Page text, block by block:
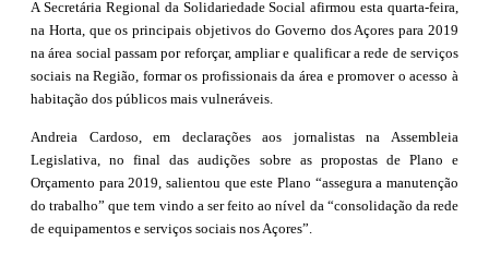
A Secretária Regional da Solidariedade Social afirmou esta quarta-feira,
na Horta, que os principais objetivos do Governo dos Açores para 2019
na área social passam por reforçar, ampliar e qualificar a rede de serviços
sociais na Região, formar os profissionais da área e promover o acesso à
habitação dos públicos mais vulneráveis.
Andreia Cardoso, em declarações aos jornalistas na Assembleia
Legislativa, no final das audições sobre as propostas de Plano e
Orçamento para 2019, salientou que este Plano “assegura a manutenção
do trabalho” que tem vindo a ser feito ao nível da “consolidação da rede
de equipamentos e serviços sociais nos Açores”.